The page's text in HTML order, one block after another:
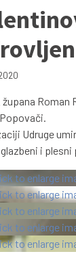
Roman
Udruge
i plesni